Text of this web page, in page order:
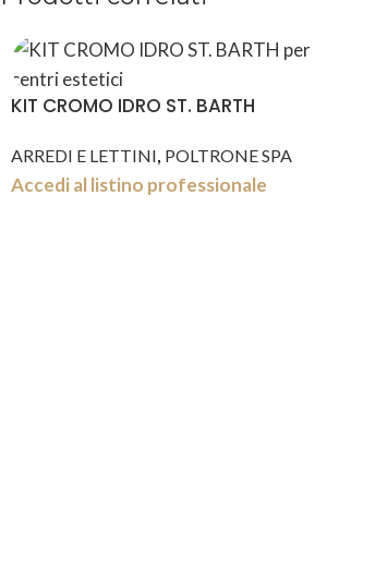
KIT CROMO IDRO ST. BARTH
ARREDI E LETTINI, POLTRONE SPA
Accedi al listino professionale